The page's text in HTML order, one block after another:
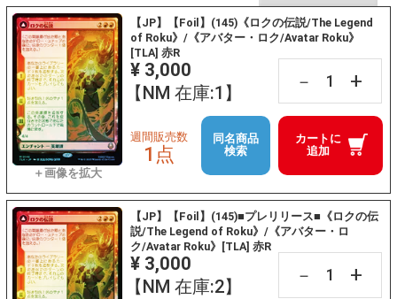
【JP】【Foil】(145)《ロクの伝説/The Legend
of Roku》/《アバター・ロク/Avatar Roku》
[TLA] 赤R
¥ 3,000
【NM 在庫:1】
－ +
カートに
追加
週間販売数
1点
同名商品
検索
【JP】【Foil】(145)■プレリリース■《ロクの伝
説/The Legend of Roku》/《アバター・ロ
ク/Avatar Roku》[TLA] 赤R
¥ 3,000
【NM 在庫:2】
－ +